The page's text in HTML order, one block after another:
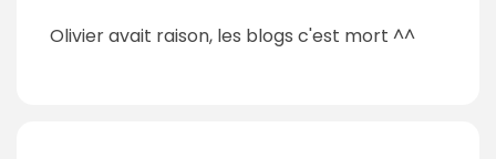
Olivier avait raison, les blogs c'est mort ^^